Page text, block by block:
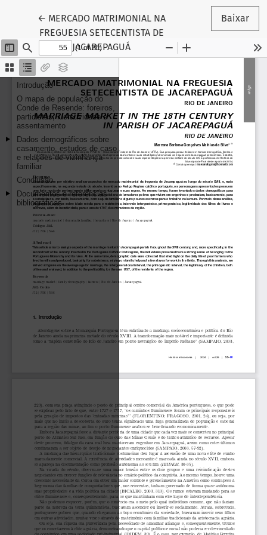
← Voltar aos Detalhes do Artigo
MERCADO MATRIMONIAL NA
FREGUESIA SETECENTISTA DE
JACAREPAGUÁ
Baixar